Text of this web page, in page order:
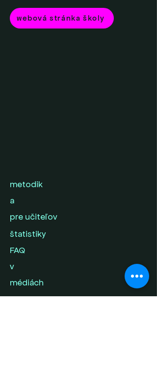
webová stránka školy
metodik
a
pre učiteľov
štatistiky
FAQ
v
médiách